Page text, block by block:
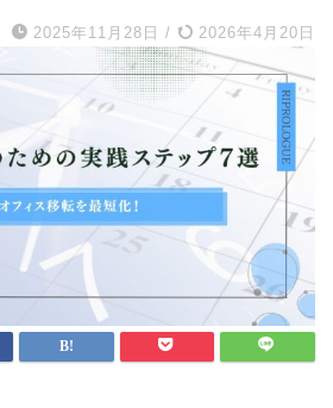
話でお問い合わせ
2025年11月28日 / 2026年4月20日